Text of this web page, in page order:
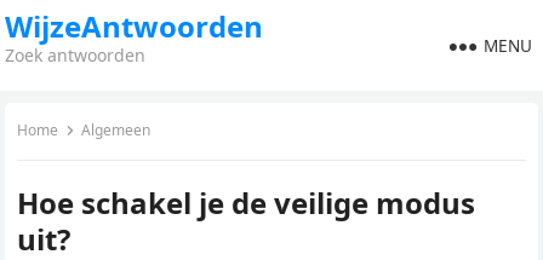
WijzeAntwoorden
Zoek antwoorden MENU
Home Algemeen
Hoe schakel je de veilige modus
uit?